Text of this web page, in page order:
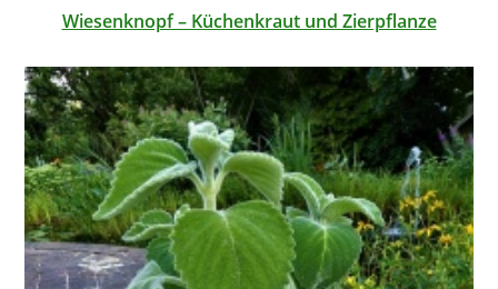
Wiesenknopf – Küchenkraut und Zierpflanze